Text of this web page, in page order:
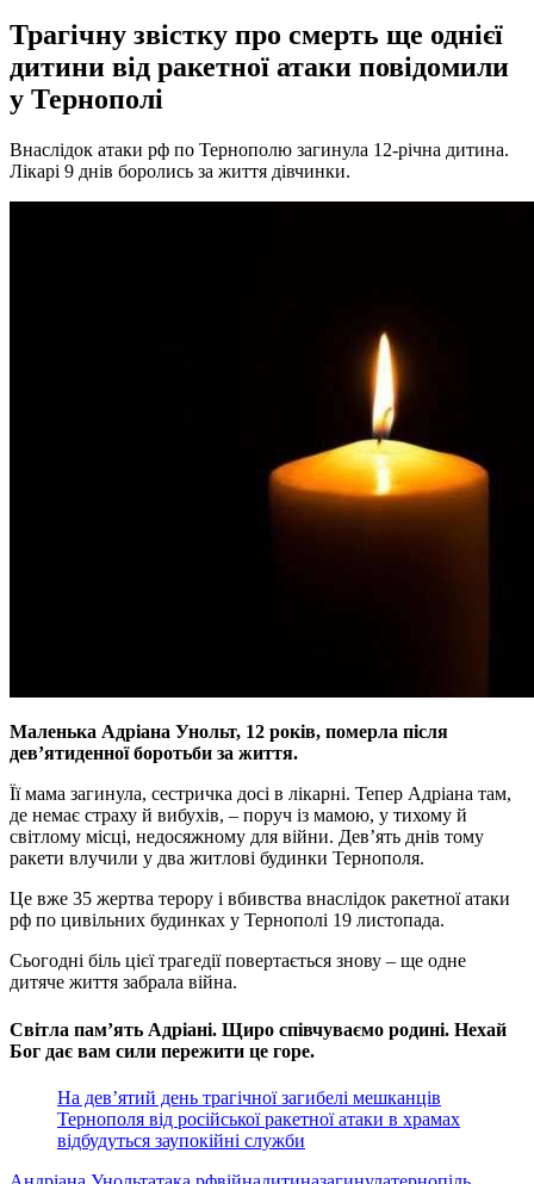
Трагічну звістку про смерть ще однієї
дитини від ракетної атаки повідомили
у Тернополі
Внаслідок атаки рф по Тернополю загинула 12-річна дитина.
Лікарі 9 днів боролись за життя дівчинки.
Маленька Адріана Унольт, 12 років, померла після
дев’ятиденної боротьби за життя.
Її мама загинула, сестричка досі в лікарні. Тепер Адріана там,
де немає страху й вибухів, – поруч із мамою, у тихому й
світлому місці, недосяжному для війни. Дев’ять днів тому
ракети влучили у два житлові будинки Тернополя.
Це вже 35 жертва терору і вбивства внаслідок ракетної атаки
рф по цивільних будинках у Тернополі 19 листопада.
Сьогодні біль цієї трагедії повертається знову – ще одне
дитяче життя забрала війна.
Світла пам’ять Адріані. Щиро співчуваємо родині. Нехай
Бог дає вам сили пережити це горе.
На дев’ятий день трагічної загибелі мешканців
Тернополя від російської ракетної атаки в храмах
відбудуться заупокійні служби